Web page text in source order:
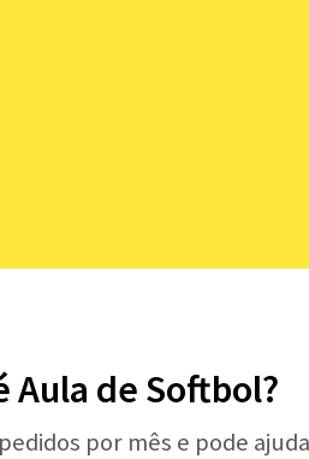
Aula de Softbol?
por mês e pode